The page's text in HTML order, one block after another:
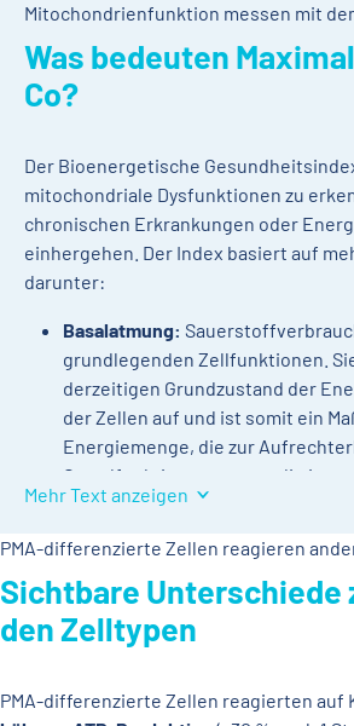
Mitochondrienfunktion messen mit
Was bedeuten
Co?
Der Bioenergetische
mitochondriale Dysfunktionen zu
chronischen Erkrankungen oder
einhergehen. Der Index basiert auf
darunter:
Basalatmung:
grundlegenden Zellfunktionen.
derzeitigen Grundzustand der
der Zellen auf und ist somit ein
Energiemenge, die zur
Grundfunktionen notwendig ist.
ATP-Produktion:
Adenosintriphosphat, ist die
Energiewährung in den Zellen
Energiespeicher und -überträger.
die Effektivität der Mitochondrien.
Stellen in der
Mehr Text anzeigen
PMA-differenzierte Zellen reagieren
Sichtbare Unterschiede
den Zelltypen
PMA-differenzierte Zellen reagierten auf